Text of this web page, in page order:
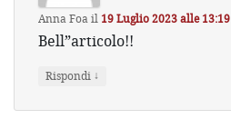
Anna Foail19 Luglio 2023 alle 13:19
Bell”articolo!!
Rispondi ↓